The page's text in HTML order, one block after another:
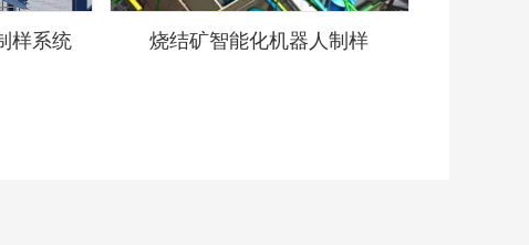
样系统 烧结矿智能化机器人制样